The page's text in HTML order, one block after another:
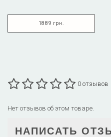
1889 грн.
0 отзывов
Нет отзывов об этом товаре.
НАПИСАТЬ